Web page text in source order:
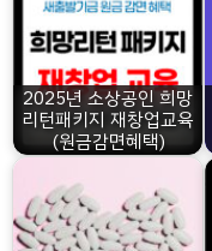
2025년 소상공인 희망
리턴패키지 재창업교육
(원금감면혜택)